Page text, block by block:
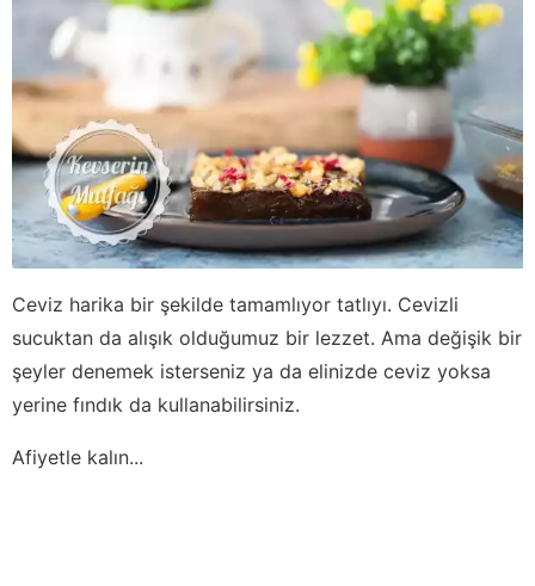
Ceviz harika bir şekilde tamamlıyor tatlıyı. Cevizli
sucuktan da alışık olduğumuz bir lezzet. Ama değişik bir
şeyler denemek isterseniz ya da elinizde ceviz yoksa
yerine fındık da kullanabilirsiniz.
Afiyetle kalın...